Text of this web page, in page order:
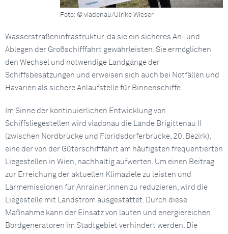
Foto: © viadonau/Ulrike Wieser
Wasserstraßeninfrastruktur, da sie ein sicheres An- und
Ablegen der Großschifffahrt gewährleisten. Sie ermöglichen
den Wechsel und notwendige Landgänge der
Schiffsbesatzungen und erweisen sich auch bei Notfällen und
Havarien als sichere Anlaufstelle für Binnenschiffe.
Im Sinne der kontinuierlichen Entwicklung von
Schiffsliegestellen wird viadonau die Lände Brigittenau II
(zwischen Nordbrücke und Floridsdorferbrücke, 20. Bezirk),
eine der von der Güterschifffahrt am häufigsten frequentierten
Liegestellen in Wien, nachhaltig aufwerten. Um einen Beitrag
zur Erreichung der aktuellen Klimaziele zu leisten und
Lärmemissionen für Anrainer:innen zu reduzieren, wird die
Liegestelle mit Landstrom ausgestattet. Durch diese
Maßnahme kann der Einsatz von lauten und energiereichen
Bordgeneratoren im Stadtgebiet verhindert werden. Die